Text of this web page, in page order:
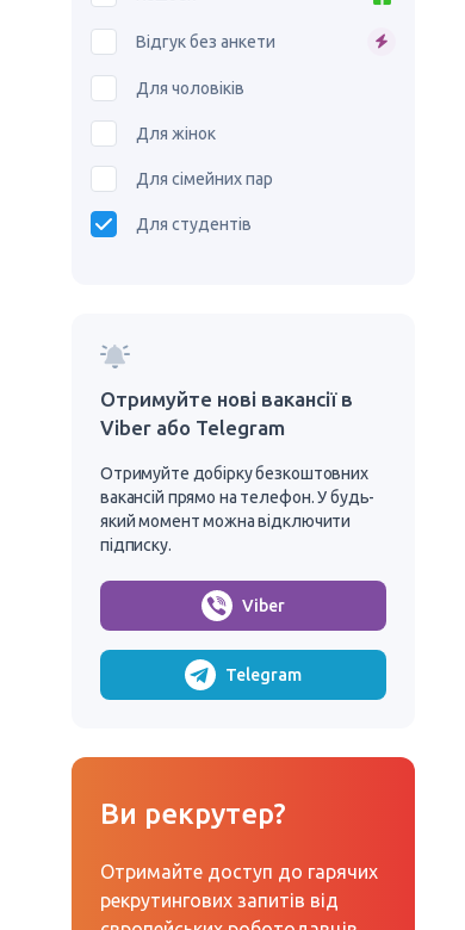
Відгук без анкети
Для чоловіків
Для жінок
Для сімейних пар
Для студентів
Отримуйте нові вакансії в
Viber або Telegram
Отримуйте добірку безкоштовних
вакансій прямо на телефон. У будь-
який момент можна відключити
підписку.
Viber
Telegram
Ви рекрутер?
Отримайте доступ до гарячих
рекрутингових запитів від